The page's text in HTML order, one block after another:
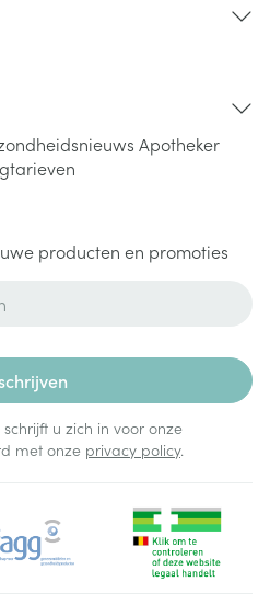
Apotheker
producten en promoties
u zich in voor onze
met onze privacy policy.